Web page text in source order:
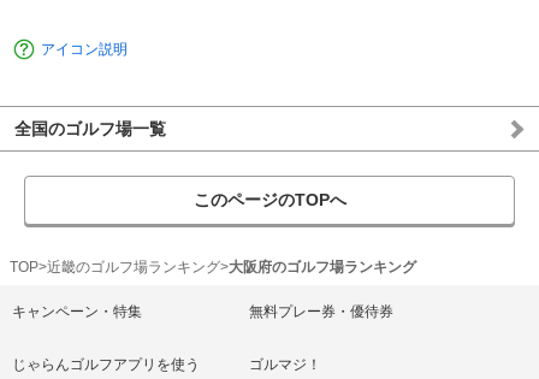
アイコン説明
全国のゴルフ場一覧
このページのTOPへ
TOP 近畿のゴルフ場ランキング 大阪府のゴルフ場ランキング
キャンペーン・特集 無料プレー券・優待券
じゃらんゴルフアプリを使う ゴルマジ！